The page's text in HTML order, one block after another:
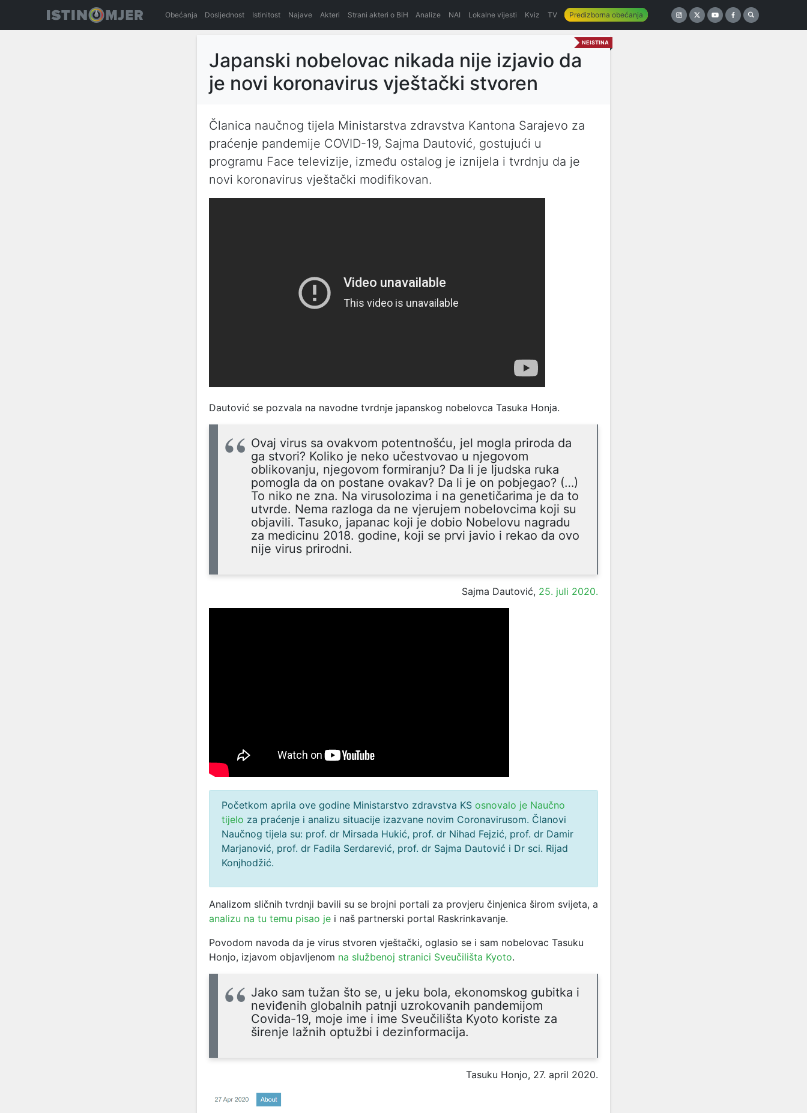
Obećanja Dosljednost Istinitost Najave Akteri Strani akteri o BiH Analize NAI Lokalne vijesti Kviz TV Predizborna obećanja
NEISTINA
Japanski nobelovac nikada nije izjavio da
je novi koronavirus vještački stvoren
Članica naučnog tijela Ministarstva zdravstva Kantona Sarajevo za
praćenje pandemije COVID-19, Sajma Dautović, gostujući u
programu Face televizije, između ostalog je iznijela i tvrdnju da je
novi koronavirus vještački modifikovan.
Dautović se pozvala na navodne tvrdnje japanskog nobelovca Tasuka Honja.
Ovaj virus sa ovakvom potentnošću, jel mogla priroda da
ga stvori? Koliko je neko učestvovao u njegovom
oblikovanju, njegovom formiranju? Da li je ljudska ruka
pomogla da on postane ovakav? Da li je on pobjegao? (…)
To niko ne zna. Na virusolozima i na genetičarima je da to
utvrde. Nema razloga da ne vjerujem nobelovcima koji su
objavili. Tasuko, japanac koji je dobio Nobelovu nagradu
za medicinu 2018. godine, koji se prvi javio i rekao da ovo
nije virus prirodni.
Sajma Dautović, 25. juli 2020.
Početkom aprila ove godine Ministarstvo zdravstva KS osnovalo je Naučno
tijelo za praćenje i analizu situacije izazvane novim Coronavirusom. Članovi
Naučnog tijela su: prof. dr Mirsada Hukić, prof. dr Nihad Fejzić, prof. dr Damir
Marjanović, prof. dr Fadila Serdarević, prof. dr Sajma Dautović i Dr sci. Rijad
Konjhodžić.
Analizom sličnih tvrdnji bavili su se brojni portali za provjeru činjenica širom svijeta, a
analizu na tu temu pisao je i naš partnerski portal Raskrinkavanje.
Povodom navoda da je virus stvoren vještački, oglasio se i sam nobelovac Tasuku
Honjo, izjavom objavljenom na službenoj stranici Sveučilišta Kyoto.
Jako sam tužan što se, u jeku bola, ekonomskog gubitka i
neviđenih globalnih patnji uzrokovanih pandemijom
Covida-19, moje ime i ime Sveučilišta Kyoto koriste za
širenje lažnih optužbi i dezinformacija.
Tasuku Honjo, 27. april 2020.